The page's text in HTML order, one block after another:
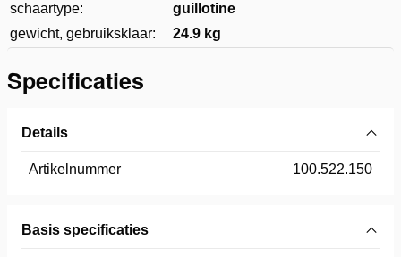
schaartype:
guillotine
gewicht, gebruiksklaar:
24.9 kg
Specificaties
Details
Artikelnummer 100.522.150
Basis specificaties